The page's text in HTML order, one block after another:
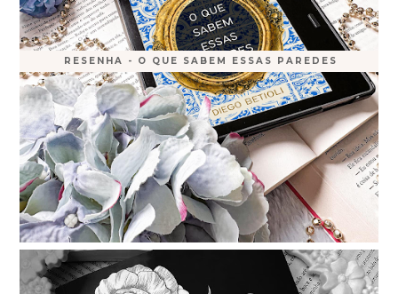
RESENHA - O QUE SABEM ESSAS PAREDES